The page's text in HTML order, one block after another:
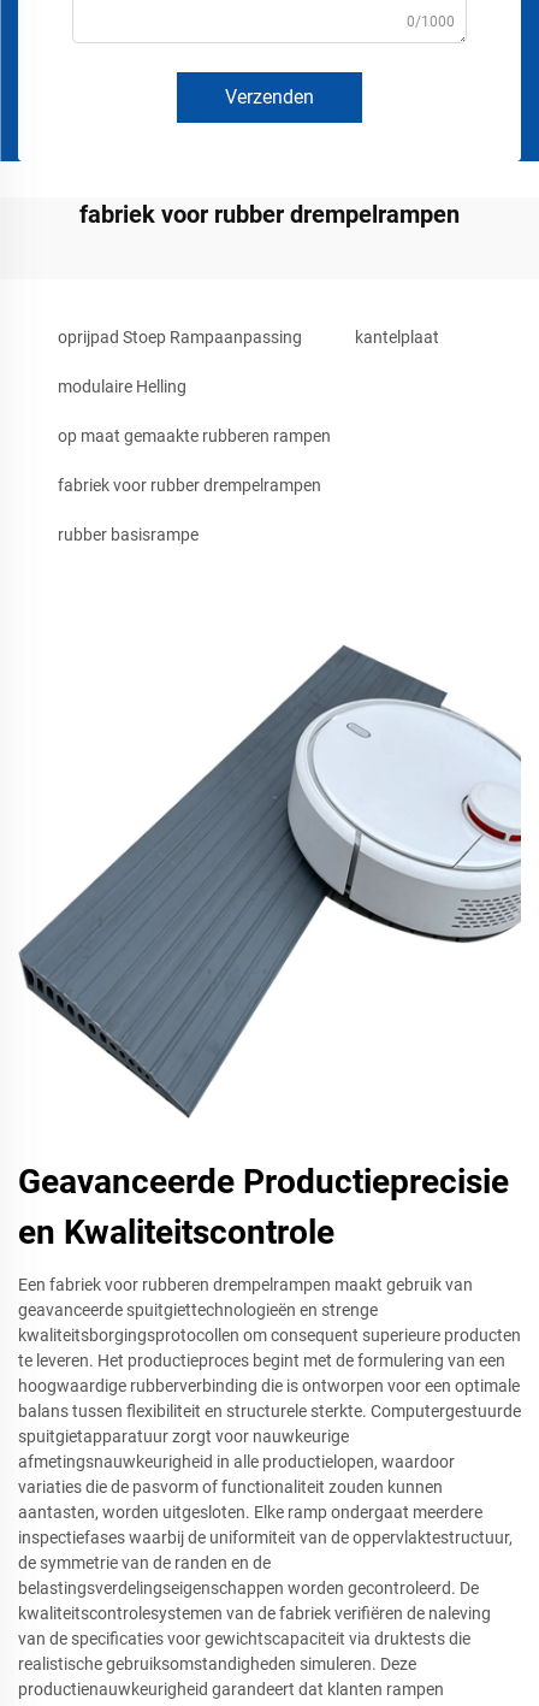
0/1000
Verzenden
fabriek voor rubber drempelrampen
oprijpad Stoep Rampaanpassing kantelplaat
modulaire Helling
op maat gemaakte rubberen rampen
fabriek voor rubber drempelrampen
rubber basisrampe
Geavanceerde Productieprecisie
en Kwaliteitscontrole
Een fabriek voor rubberen drempelrampen maakt gebruik van
geavanceerde spuitgiettechnologieën en strenge
kwaliteitsborgingsprotocollen om consequent superieure producten
te leveren. Het productieproces begint met de formulering van een
hoogwaardige rubberverbinding die is ontworpen voor een optimale
balans tussen flexibiliteit en structurele sterkte. Computergestuurde
spuitgietapparatuur zorgt voor nauwkeurige
afmetingsnauwkeurigheid in alle productielopen, waardoor
variaties die de pasvorm of functionaliteit zouden kunnen
aantasten, worden uitgesloten. Elke ramp ondergaat meerdere
inspectiefases waarbij de uniformiteit van de oppervlaktestructuur,
de symmetrie van de randen en de
belastingsverdelingseigenschappen worden gecontroleerd. De
kwaliteitscontrolesystemen van de fabriek verifiëren de naleving
van de specificaties voor gewichtscapaciteit via druktests die
realistische gebruiksomstandigheden simuleren. Deze
productienauwkeurigheid garandeert dat klanten rampen